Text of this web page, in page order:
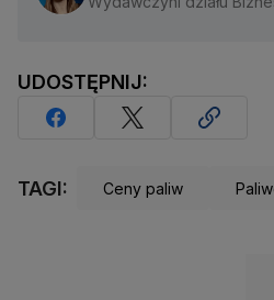
UDOSTĘPNIJ:
TAGI: Ceny paliw